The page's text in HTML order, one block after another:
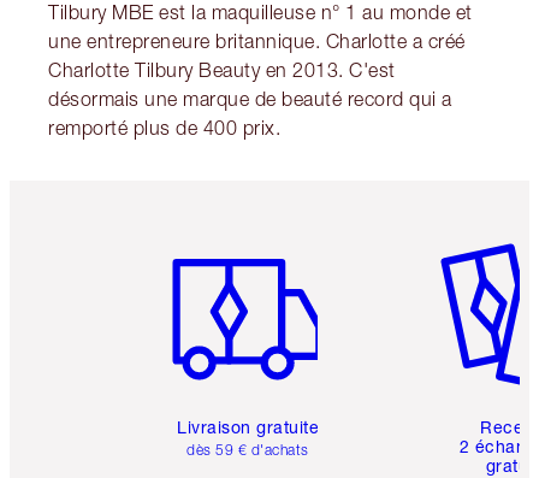
Tilbury MBE est la maquilleuse n° 1 au monde et
une entrepreneure britannique. Charlotte a créé
Charlotte Tilbury Beauty en 2013. C'est
désormais une marque de beauté record qui a
remporté plus de 400 prix.
Livraison gratuite
dès 59 € d'achats
2